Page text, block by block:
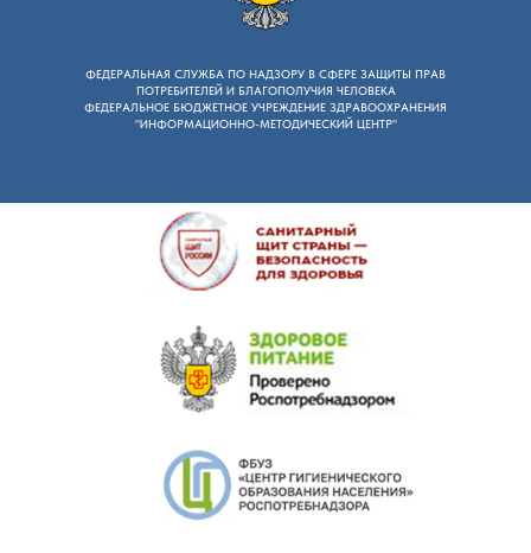
ФЕДЕРАЛЬНАЯ СЛУЖБА ПО НАДЗОРУ B СФЕРЕ ЗАЩИТЫ ПРАВ
ПОТРЕБИТЕЛЕЙ И БЛАГОПОЛУЧИЯ ЧЕЛОВЕКА
ФЕДЕРАЛЬНОЕ БЮДЖЕТНОЕ УЧРЕЖДЕНИЕ ЗДРАВООХРАНЕНИЯ
"ИНФОРМАЦИОННО-МЕТОДИЧЕСКИЙ ЦЕНТР"